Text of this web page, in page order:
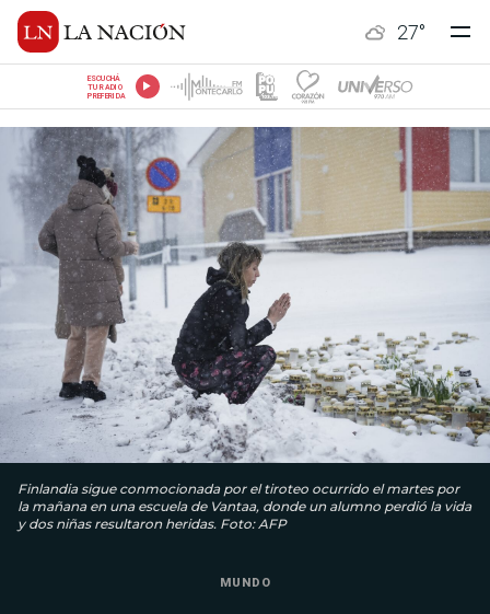
27°
ESCUCHÁ
TU RADIO
PREFERIDA
Finlandia sigue conmocionada por el tiroteo ocurrido el martes por
la mañana en una escuela de Vantaa, donde un alumno perdió la vida
y dos niñas resultaron heridas. Foto: AFP
MUNDO